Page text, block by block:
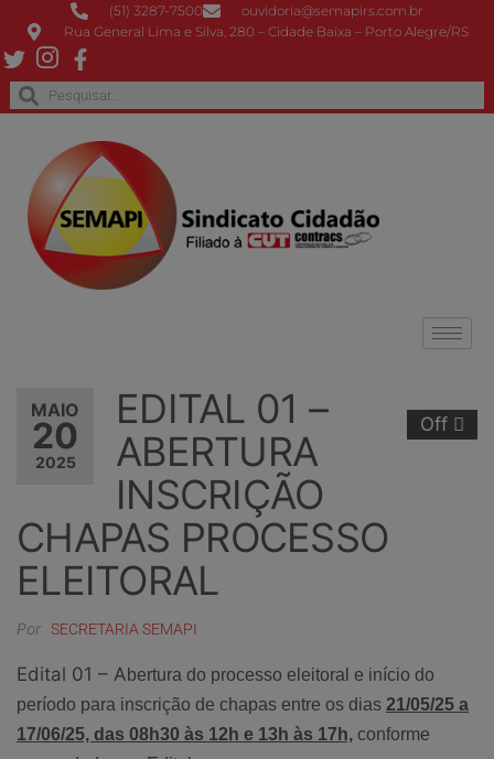
(51) 3287-7500
ouvidoria@semapirs.com.br
Rua General Lima e Silva, 280 – Cidade Baixa – Porto Alegre/RS
MAIO
20
2025
Off
EDITAL 01 –
ABERTURA
INSCRIÇÃO
CHAPAS PROCESSO
ELEITORAL
Por SECRETARIA SEMAPI
Edital 01 – Abertura do processo eleitoral e início do
período para inscrição de chapas entre os dias 21/05/25 a
17/06/25, das 08h30 às 12h e 13h às 17h, conforme